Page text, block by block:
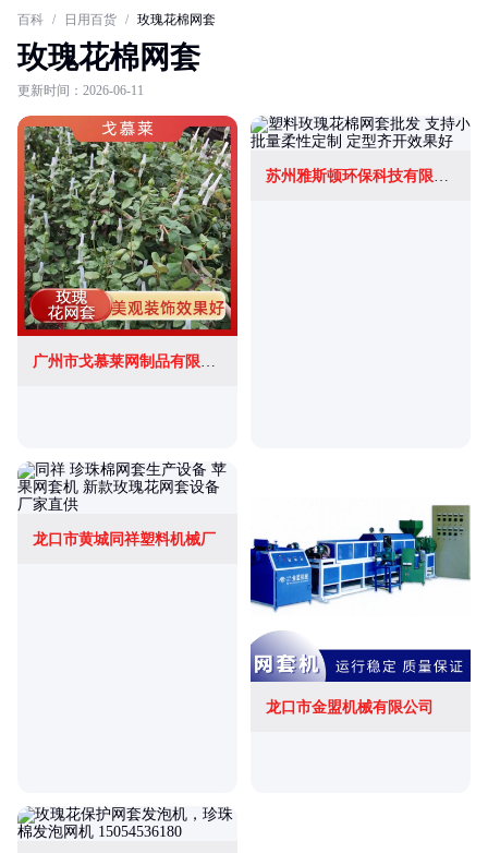
百科 / 日用百货 / 玫瑰花棉网套
玫瑰花棉网套
更新时间：2026-06-11
广州市戈慕莱网制品有限公司
苏州雅斯顿环保科技有限公司
龙口市黄城同祥塑料机械厂
龙口市金盟机械有限公司